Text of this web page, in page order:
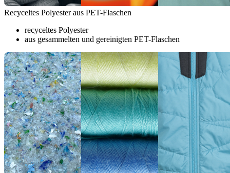
Recyceltes Polyester aus PET-Flaschen
recyceltes Polyester
aus gesammelten und gereinigten PET-Flaschen